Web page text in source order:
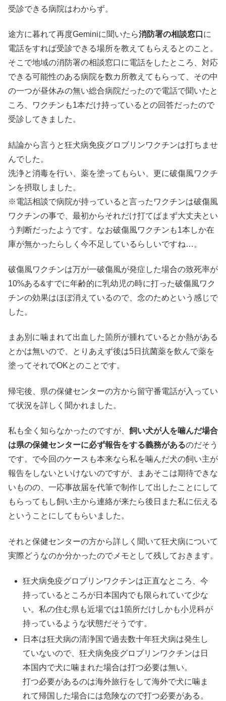
受診できる病院はわからず。
途方に暮れて再度Geminiに聞いたら消防署の相談窓口 に
電話をすれば受診できる場所を教えてもらえるとのこと。
そこで地域の消防署の相談窓口に電話をしたところ、対応
できる可能性のある病院を数カ所教えてもらって、その中
の一つが昼休みの無い総合病院だったので電話で聞いたと
ころ、ワクチンも1本だけ持っているとの回答だったので
受診してきました。
結論から言うと狂犬病免疫グロブリンワクチンは打ちませ
んでした。
洗浄と消毒を行い、薬を塗ってもらい、更に破傷風ワクチ
ンを摂取しました。
※電話相談で病院が持っていると言ったワクチンは破傷風
ワクチンの事で、最初からそれだけ打てばまず大丈夫とい
う判断だったようです。なお破傷風ワクチンも1本しか在
庫が無かったらしく今不足しているらしいですね…。
破傷風ワクチンは万が一破傷風が発症した場合の致死率が
10%ある&すでに年齢的に乳幼児の時に打った破傷風ワク
チンの効果はほぼ消えているので、念のためという感じで
した。
まあ別に噛まれて出血した箇所が腫れているとか熱がある
とかは無いので、とりあえず後は5日抗菌薬を飲んで薬を
塗ってそれでOKとのことです。
帰宅後、県の保健センターの方から留守番電話が入ってい
て状況を詳しく聞かれました。
私も全く知らなかったのですが、 飼い犬が人を噛んだ場合
は県の保健センターに必ず報告をする義務があるのだそう
です。で今回のケースも本来なら私を噛んだ犬の飼い主が
報告をしないといけないのですが、まあそこは期待できな
いものの、一応事故届を代筆で制作して出したことにして
もらってもし飼い主から連絡が来たら後日また私に伝える
ということにしてもらいました。
それと保健センターの方から詳しく聞いて狂犬病について
実際どうなのか分かったのでメモとして残しておきます。
狂犬病免疫グロブリンワクチンは正直なところ、今
持っているところが日本国内でも限られていて少な
い。私の住む県も近場では1箇所だけしかも小児科が
持っているような状態だそうです。
日本は狂犬病の清浄国で過去数十年狂犬病は発生し
ていないので、狂犬病免疫グロブリンワクチンは日
本国内で犬に噛まれた場合は打つ必要は無い。
打つ必要があるのは海外旅行をして海外で犬に噛ま
れて帰国した場合には危険なので打つ必要がある。